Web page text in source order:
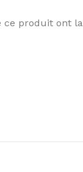
ce produit ont la